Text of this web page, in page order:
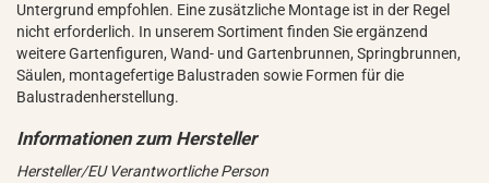
Untergrund empfohlen. Eine zusätzliche Montage ist in der Regel
nicht erforderlich. In unserem Sortiment finden Sie ergänzend
weitere Gartenfiguren, Wand- und Gartenbrunnen, Springbrunnen,
Säulen, montagefertige Balustraden sowie Formen für die
Balustradenherstellung.
Hersteller/EU Verantwortliche Person